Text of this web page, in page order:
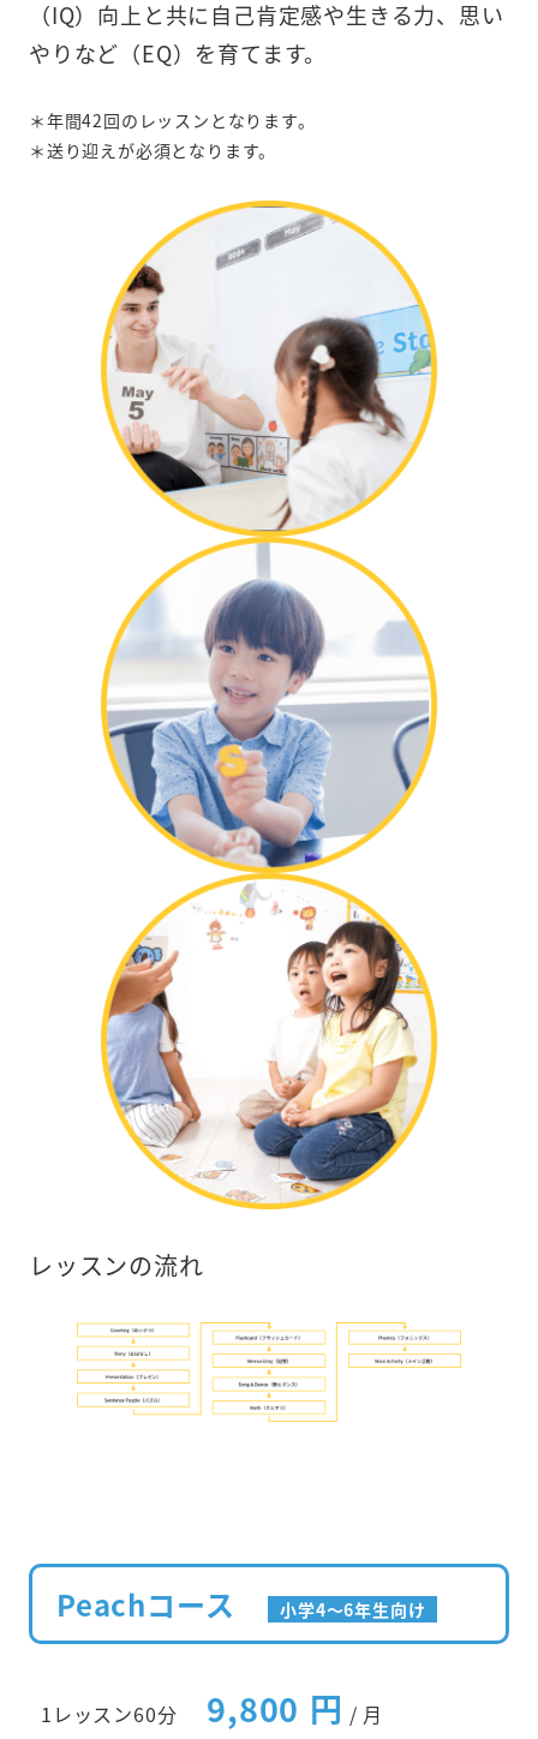
（IQ）向上と共に自己肯定感や生きる力、思い
やりなど（EQ）を育てます。
＊年間42回のレッスンとなります。
＊送り迎えが必須となります。
レッスンの流れ
Peachコース 小学4～6年生向け
1レッスン60分 9,800 円 / 月